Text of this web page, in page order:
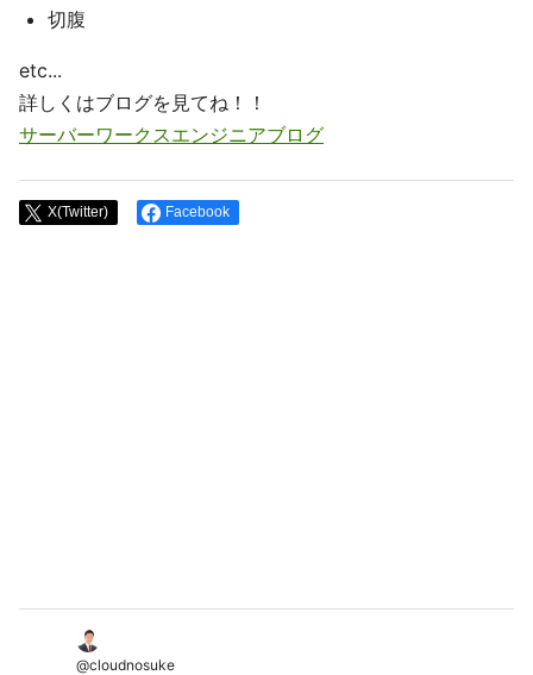
切腹
etc...
詳しくはブログを見てね！！
サーバーワークスエンジニアブログ
X(Twitter) Facebook
@cloudnosuke